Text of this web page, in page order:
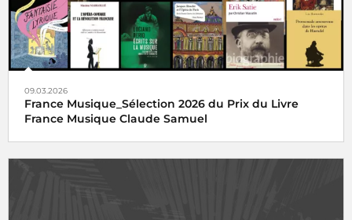
09.03.2026
France Musique_Sélection 2026 du Prix du Livre
France Musique Claude Samuel